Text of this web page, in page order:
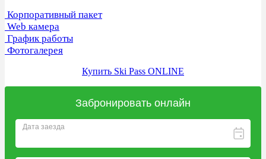
Корпоративный пакет
Web камера
График работы
Фотогалерея
Купить Ski Pass ONLINE